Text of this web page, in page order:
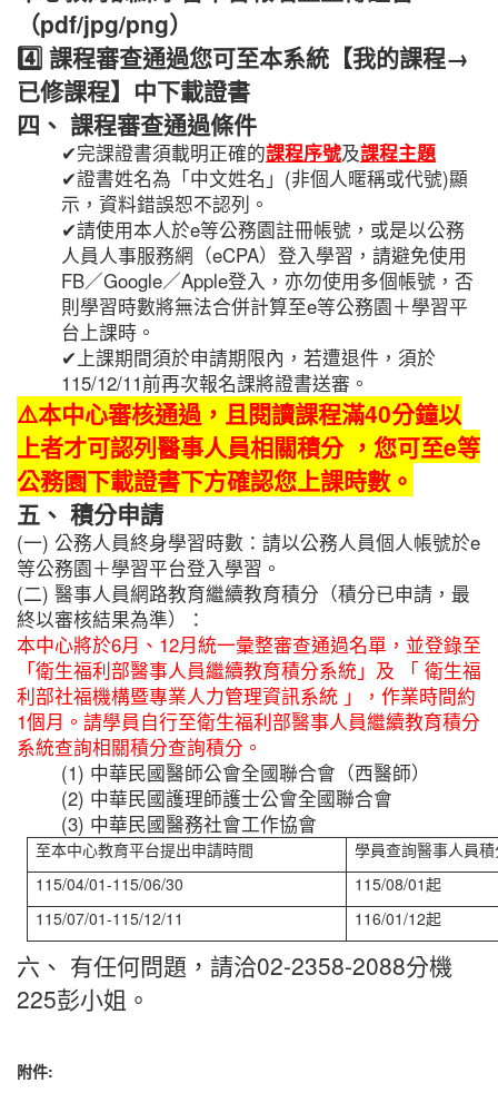
（pdf/jpg/png）
4️⃣ 課程審查通過您可至本系統【我的課程→
已修課程】中下載證書
四、 課程審查通過條件
✔完課證書須載明正確的課程序號及課程主題
✔證書姓名為「中文姓名」(非個人暱稱或代號)顯
示，資料錯誤恕不認列。
✔請使用本人於e等公務園註冊帳號，或是以公務
人員人事服務網（eCPA）登入學習，請避免使用
FB／Google／Apple登入，亦勿使用多個帳號，否
則學習時數將無法合併計算至e等公務園＋學習平
台上課時。
✔上課期間須於申請期限內，若遭退件，須於
115/12/11前再次報名課將證書送審。
⚠️本中心審核通過，且閱讀課程滿40分鐘以
上者才可認列醫事人員相關積分 ，您可至e等
公務園下載證書下方確認您上課時數。
五、 積分申請
(一) 公務人員終身學習時數：請以公務人員個人帳號於e
等公務園＋學習平台登入學習。
(二) 醫事人員網路教育繼續教育積分（積分已申請，最
終以審核結果為準）：
本中心將於6月、12月統一彙整審查通過名單，並登錄至
「衛生福利部醫事人員繼續教育積分系統」及
「 衛生福
利部社福機構暨專業人力管理資訊系統 」
，作業時間約
1個月。請學員自行至衛生福利部醫事人員繼續教育積分
系統查詢相關積分查詢積分。
(1) 中華民國醫師公會全國聯合會（西醫師）
(2) 中華民國護理師護士公會全國聯合會
(3) 中華民國醫務社會工作協會
至本中心教育平台提出申請時間
學員查詢醫事人員
115/04/01-115/06/30
115/08/01起
115/07/01-115/12/11
116/01/12起
六、 有任何問題，請洽02-2358-2088分機
225彭小姐。
附件: